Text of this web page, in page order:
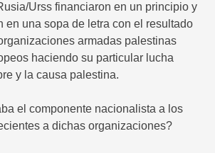
Urss financiaron en un principio y
en una sopa de letra con el resultado
armadas palestinas
haciendo su particular lucha
y la causa palestina.
el componente nacionalista a los
a dichas organizaciones?